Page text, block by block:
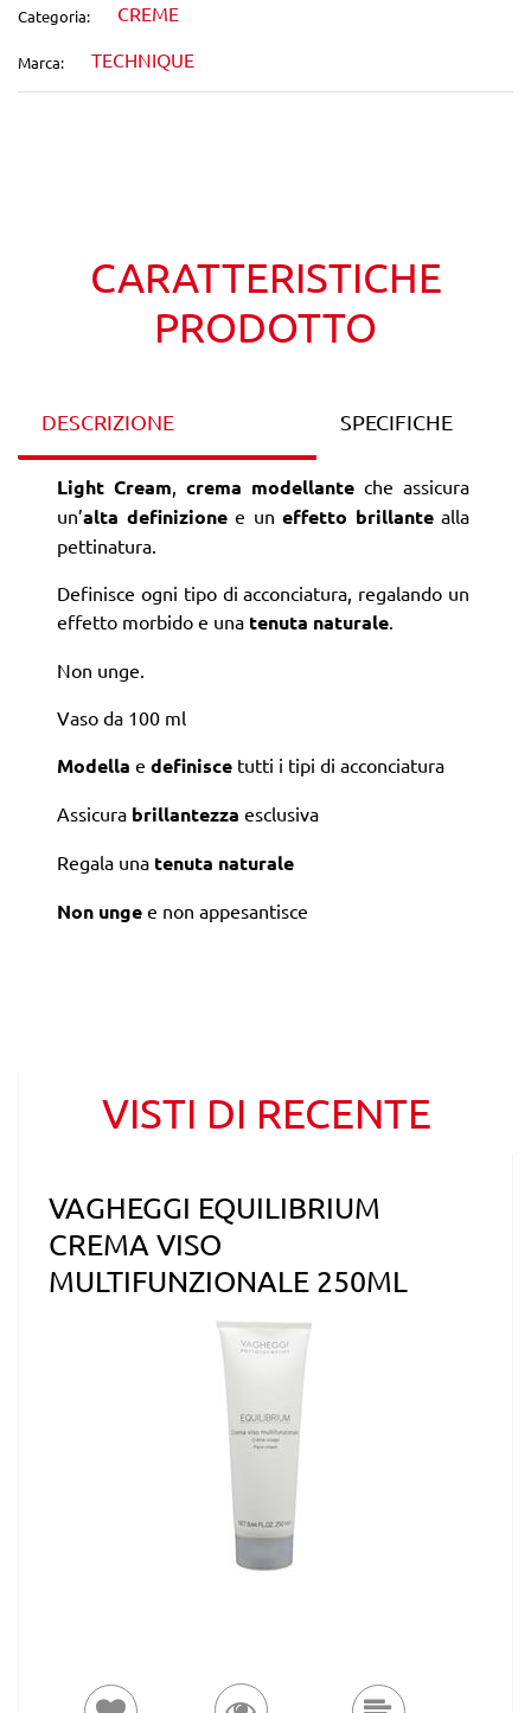
Categoria: CREME
Marca: TECHNIQUE
CARATTERISTICHE
PRODOTTO
DESCRIZIONE SPECIFICHE
Light Cream, crema modellante che assicura
un’alta definizione e un effetto brillante alla
pettinatura.
Definisce ogni tipo di acconciatura, regalando un
effetto morbido e una tenuta naturale.
Non unge.
Vaso da 100 ml
Modella e definisce tutti i tipi di acconciatura
Assicura brillantezza esclusiva
Regala una tenuta naturale
Non unge e non appesantisce
VISTI DI RECENTE
VAGHEGGI EQUILIBRIUM
CREMA VISO
MULTIFUNZIONALE 250ML